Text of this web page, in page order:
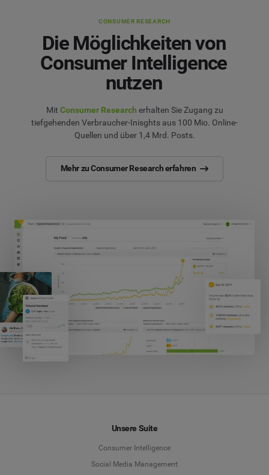
CONSUMER RESEARCH
Die Möglichkeiten von
Consumer Intelligence
nutzen
Mit Consumer Research erhalten Sie Zugang zu
tiefgehenden Verbraucher-Inisghts aus 100 Mio. Online-
Quellen und über 1,4 Mrd. Posts.
Mehr zu Consumer Research erfahren
Unsere Suite
Consumer Intelligence
Social Media Management